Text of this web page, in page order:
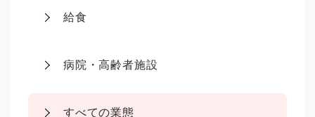
給食
病院・高齢者施設
すべての業態